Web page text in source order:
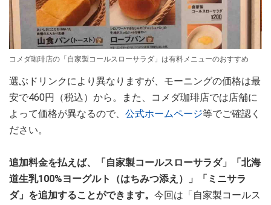
コメダ珈琲店の「自家製コールスローサラダ」は有料メニューのおすすめ
選ぶドリンクにより異なりますが、モーニングの価格は最
安で460円（税込）から。また、コメダ珈琲店では店舗に
よって価格が異なるので、 公式ホームページ等でご確認く
ださい。
追加料金を払えば、「自家製コールスローサラダ」「北海
道生乳100%ヨーグルト（はちみつ添え）」「ミニサラ
ダ」を追加することができます。 今回は「自家製コールス